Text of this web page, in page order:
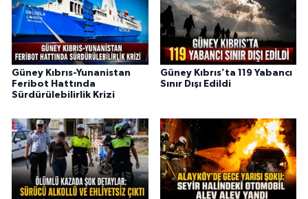
Güney Kıbrıs-Yunanistan
Feribot Hattında
Sürdürülebilirlik Krizi
Güney Kıbrıs’ta 119 Yabancı
Sınır Dışı Edildi